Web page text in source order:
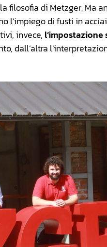
filosofia di Metzger. Ma
l’impiego di fusti in
invece,
dall’altra